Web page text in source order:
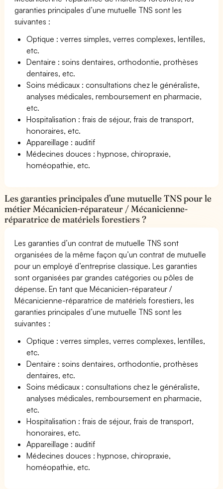
garanties principales d’une mutuelle TNS sont les
suivantes :
Optique : verres simples, verres complexes, lentilles,
etc.
Dentaire : soins dentaires, orthodontie, prothèses
dentaires, etc.
Soins médicaux : consultations chez le généraliste,
analyses médicales, remboursement en pharmacie,
etc.
Hospitalisation : frais de séjour, frais de transport,
honoraires, etc.
Appareillage : auditif
Médecines douces : hypnose, chiropraxie,
homéopathie, etc.
Les garanties principales d’une mutuelle TNS pour le
métier Mécanicien-réparateur / Mécanicienne-
réparatrice de matériels forestiers ?
Les garanties d’un contrat de mutuelle TNS sont
organisées de la même façon qu’un contrat de mutuelle
pour un employé d’entreprise classique. Les garanties
sont organisées par grandes catégories ou pôles de
dépense. En tant que Mécanicien-réparateur /
Mécanicienne-réparatrice de matériels forestiers, les
garanties principales d’une mutuelle TNS sont les
suivantes :
Optique : verres simples, verres complexes, lentilles,
etc.
Dentaire : soins dentaires, orthodontie, prothèses
dentaires, etc.
Soins médicaux : consultations chez le généraliste,
analyses médicales, remboursement en pharmacie,
etc.
Hospitalisation : frais de séjour, frais de transport,
honoraires, etc.
Appareillage : auditif
Médecines douces : hypnose, chiropraxie,
homéopathie, etc.